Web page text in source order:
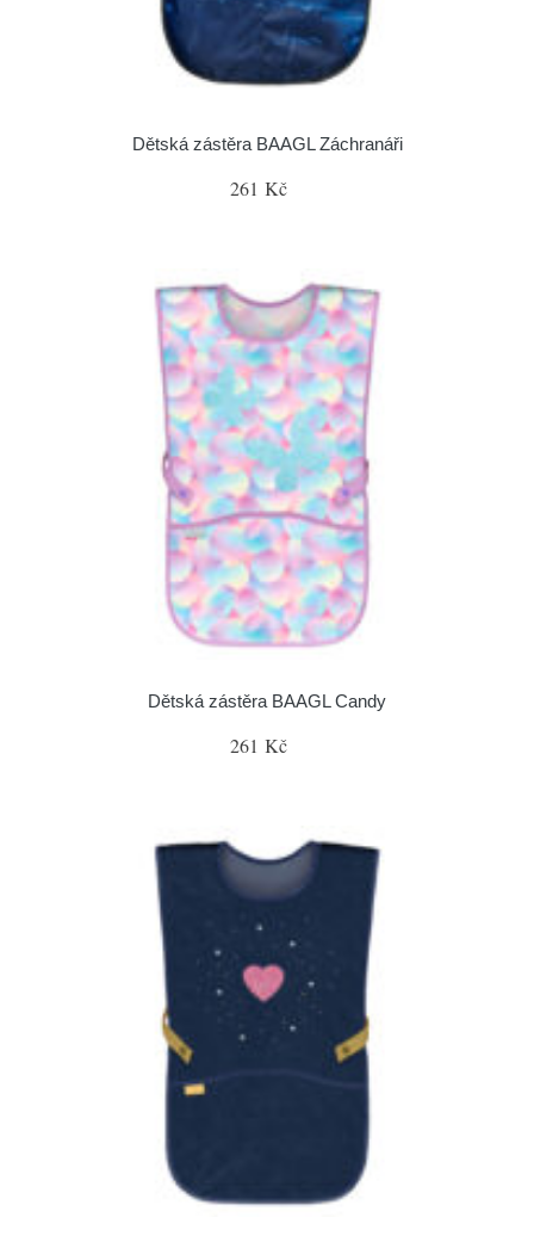
Dětská zástěra BAAGL Záchranáři
261 Kč
Dětská zástěra BAAGL Candy
261 Kč